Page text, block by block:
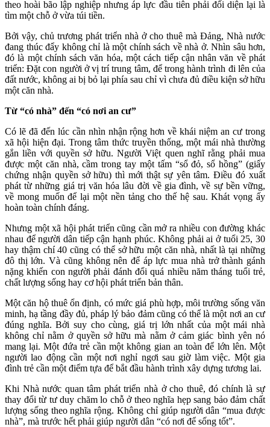
theo hoài bão lập nghiệp nhưng áp lực đầu tiên phải đối diện lại là
tìm một chỗ ở vừa túi tiền.
Bởi vậy, chủ trương phát triển nhà ở cho thuê mà Đảng, Nhà nước
đang thúc đẩy không chỉ là một chính sách về nhà ở. Nhìn sâu hơn,
đó là một chính sách văn hóa, một cách tiếp cận nhân văn về phát
triển: Đặt con người ở vị trí trung tâm, để trong hành trình đi lên của
đất nước, không ai bị bỏ lại phía sau chỉ vì chưa đủ điều kiện sở hữu
một căn nhà.
Từ “có nhà” đến “có nơi an cư”
Có lẽ đã đến lúc cần nhìn nhận rộng hơn về khái niệm an cư trong
xã hội hiện đại. Trong tâm thức truyền thống, một mái nhà thường
gắn liền với quyền sở hữu. Người Việt quen nghĩ rằng phải mua
được một căn nhà, cầm trong tay một tấm “sổ đỏ, sổ hồng” (giấy
chứng nhận quyền sở hữu) thì mới thật sự yên tâm. Điều đó xuất
phát từ những giá trị văn hóa lâu đời về gia đình, về sự bền vững,
về mong muốn để lại một nền tảng cho thế hệ sau. Khát vọng ấy
hoàn toàn chính đáng.
Nhưng một xã hội phát triển cũng cần mở ra nhiều con đường khác
nhau để người dân tiếp cận hạnh phúc. Không phải ai ở tuổi 25, 30
hay thậm chí 40 cũng có thể sở hữu một căn nhà, nhất là tại những
đô thị lớn. Và cũng không nên để áp lực mua nhà trở thành gánh
nặng khiến con người phải đánh đổi quá nhiều năm tháng tuổi trẻ,
chất lượng sống hay cơ hội phát triển bản thân.
Một căn hộ thuê ổn định, có mức giá phù hợp, môi trường sống văn
minh, hạ tầng đầy đủ, pháp lý bảo đảm cũng có thể là một nơi an cư
đúng nghĩa. Bởi suy cho cùng, giá trị lớn nhất của một mái nhà
không chỉ nằm ở quyền sở hữu mà nằm ở cảm giác bình yên nó
mang lại. Một đứa trẻ cần một không gian an toàn để lớn lên. Một
người lao động cần một nơi nghỉ ngơi sau giờ làm việc. Một gia
đình trẻ cần một điểm tựa để bắt đầu hành trình xây dựng tương lai.
Khi Nhà nước quan tâm phát triển nhà ở cho thuê, đó chính là sự
thay đổi từ tư duy chăm lo chỗ ở theo nghĩa hẹp sang bảo đảm chất
lượng sống theo nghĩa rộng. Không chỉ giúp người dân “mua được
nhà”, mà trước hết phải giúp người dân “có nơi để sống tốt”.